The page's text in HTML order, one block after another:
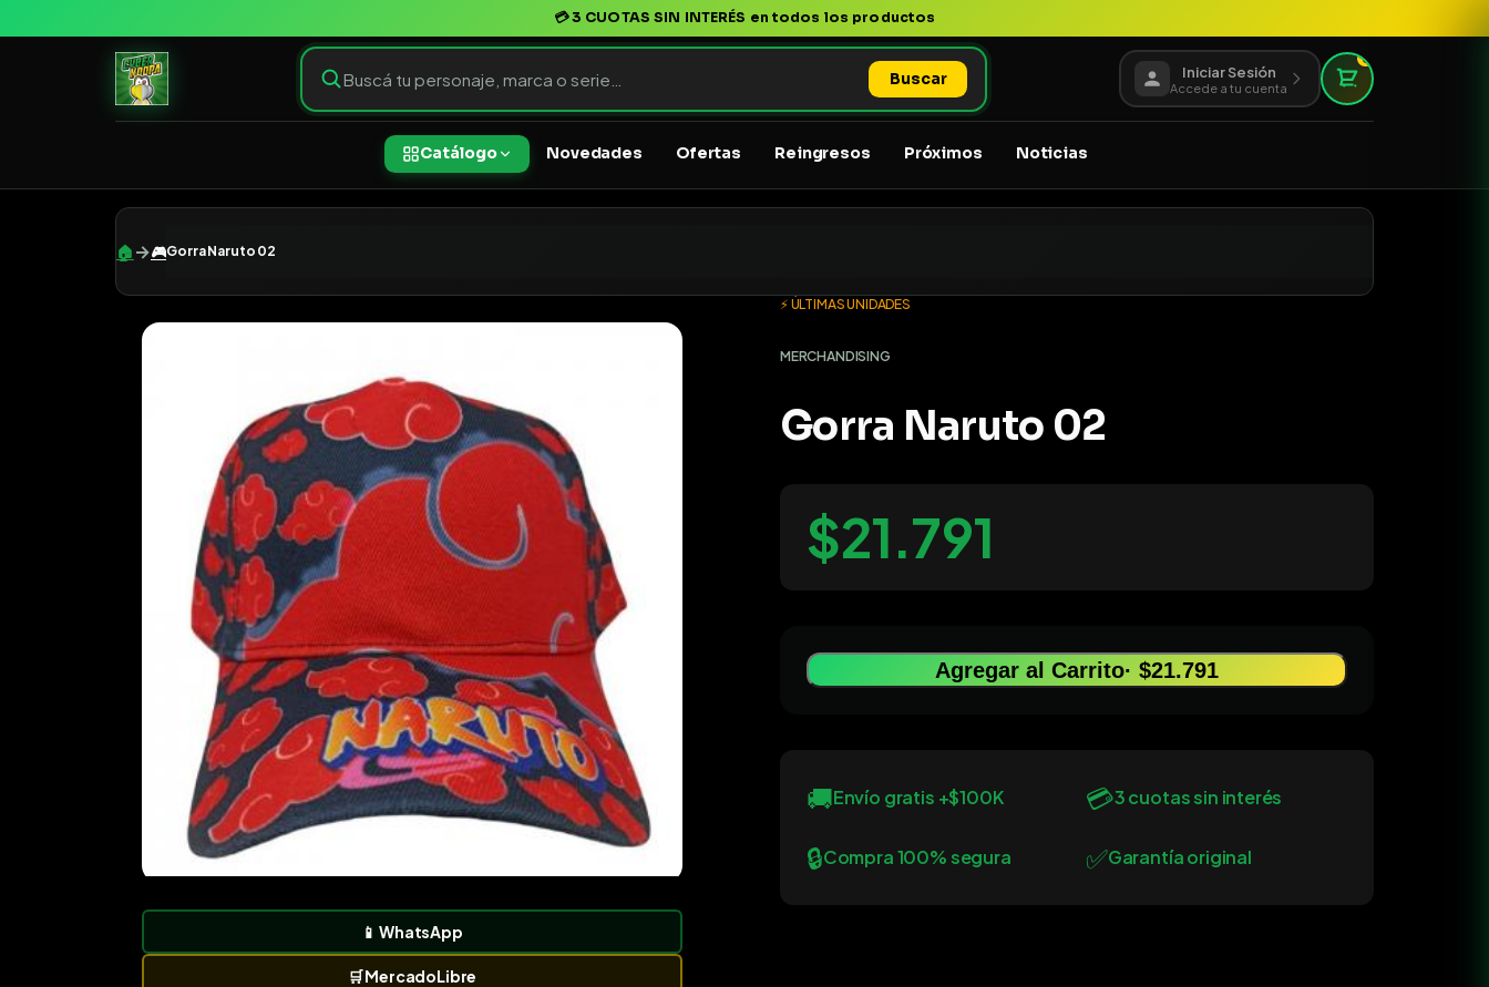
💳3 CUOTAS SIN INTERÉS en todos los productos
Buscar Iniciar Sesión
Accede a tu cuenta
0
Catálogo Novedades Ofertas Reingresos Próximos Noticias
🏠 →🎮Gorra Naruto 02
📱WhatsApp
🛒MercadoLibre
⚡ ÚLTIMAS UNIDADES
MERCHANDISING
Gorra Naruto 02
$21.791
Agregar al Carrito· $21.791
🚚Envío gratis +$100K 💳3 cuotas sin interés
🔒Compra 100% segura ✅Garantía original